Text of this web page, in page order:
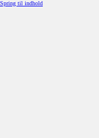
Spring til indhold